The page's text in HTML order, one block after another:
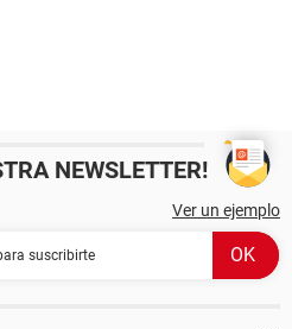
NEWSLETTER!
Ver un ejemplo